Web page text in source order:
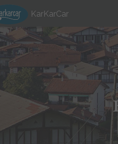
KarKarCar